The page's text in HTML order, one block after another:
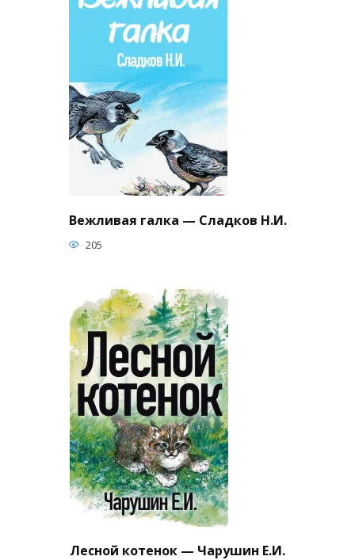
Вежливая галка — Сладков Н.И.
205
Лесной котенок — Чарушин Е.И.